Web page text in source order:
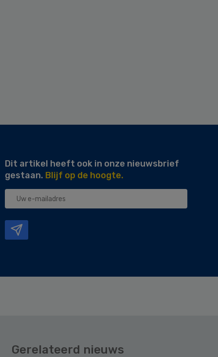
Dit artikel heeft ook in onze nieuwsbrief
gestaan. Blijf op de hoogte.
Uw
Gerelateerd nieuws